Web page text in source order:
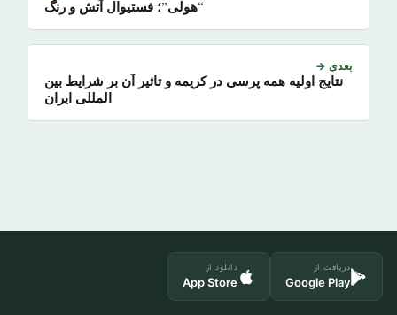
“هولی”؛ فستیوال آتش و رنگ
بعدی →
نتایج اولیه همه پرسی در کریمه و تاثیر آن بر شرایط بین
المللی ایران
دریافت از
Google Play
دانلود از
App Store